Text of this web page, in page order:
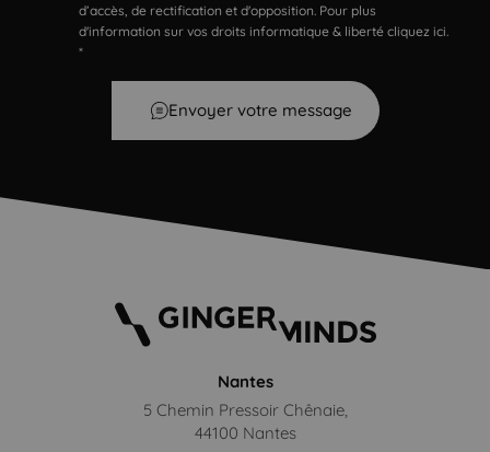
d’accès, de rectification et d'opposition. Pour plus
d'information sur vos droits informatique & liberté cliquez ici.
*
Envoyer votre message
Nantes
5 Chemin Pressoir Chênaie,
44100 Nantes